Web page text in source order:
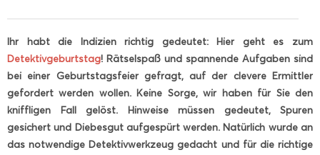
Ihr habt die Indizien richtig gedeutet: Hier geht es zum
Detektivgeburtstag! Rätselspaß und spannende Aufgaben sind
bei einer Geburtstagsfeier gefragt, auf der clevere Ermittler
gefordert werden wollen. Keine Sorge, wir haben für Sie den
kniffligen Fall gelöst. Hinweise müssen gedeutet, Spuren
gesichert und Diebesgut aufgespürt werden. Natürlich wurde an
das notwendige Detektivwerkzeug gedacht und für die richtige